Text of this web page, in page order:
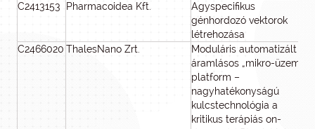
C2413153 Pharmacoidea Kft.
Agyspecifikus
génhordozó vektorok
létrehozása
C2466020 ThalesNano Zrt.
Moduláris automatizált
áramlásos „mikro-üzem”
platform –
nagyhatékonyságú
kulcstechnológia a
kritikus terápiás on-